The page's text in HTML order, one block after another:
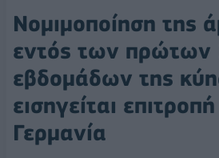
Νομιμοποίηση της
εντός των πρώτων
εβδομάδων της
εισηγείται
Γερμανία